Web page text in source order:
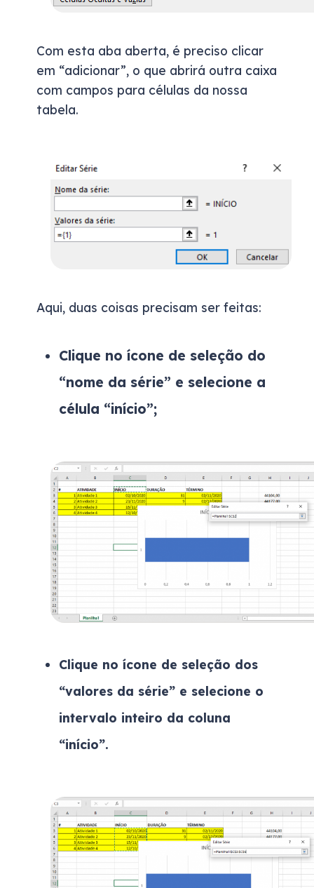
Com esta aba aberta, é preciso clicar
em “adicionar”, o que abrirá outra caixa
com campos para células da nossa
tabela.
Aqui, duas coisas precisam ser feitas:
Clique no ícone de seleção do
“nome da série” e selecione a
célula “início”;
Clique no ícone de seleção dos
“valores da série” e selecione o
intervalo inteiro da coluna
“início”.